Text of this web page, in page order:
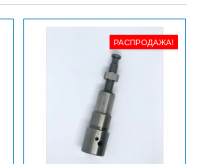
РАСПРОДАЖА!